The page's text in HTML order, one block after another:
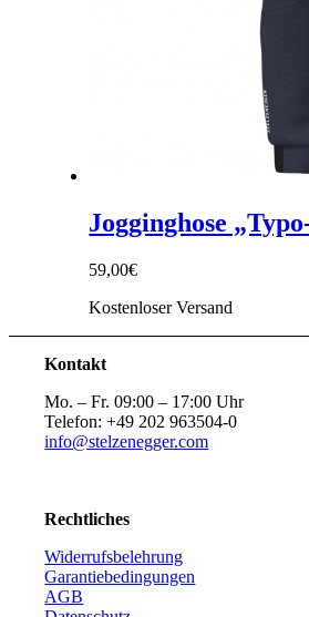
Jogginghose
59,00€
Kostenloser Versand
Kontakt
Mo. – Fr. 09:00 – 17:00 Uhr
Telefon: +49 202 963504-0
info@stelzenegger.com
Rechtliches
Widerrufsbelehrung
Garantiebedingungen
AGB